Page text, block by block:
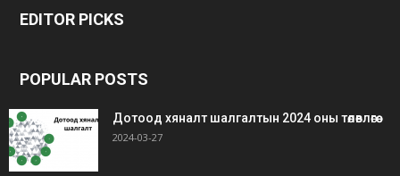
siteler
EDITOR PICKS
POPULAR POSTS
Дотоод хяналт шалгалтын 2024 оны төлөвлөгөө
2024-03-27